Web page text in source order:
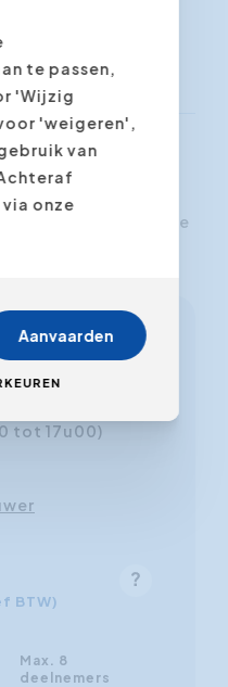
de gewenste locatie
Center
1982 Zemst
tot 17u00)
BTW)
Max. 8
deelnemers
te passen,
'Wijzig
'weigeren',
van
onze
Aanvaarden